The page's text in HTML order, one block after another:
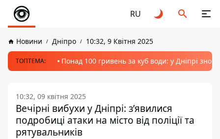
RU
Новини Дніпро 10:32, 9 Квітня 2025
ТОПТЕМА: Понад 100 гривень за куб води: у Дніпрі
10:32, 09 квітня 2025
Вечірні вибухи у Дніпрі: з’явилися
подробиці атаки на місто від поліції та
рятувальників